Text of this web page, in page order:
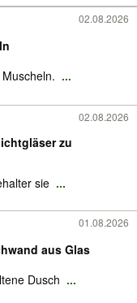
02.08.2026
...
02.08.2026
zu
sie ...
01.08.2026
aus Glas
Dusch ...